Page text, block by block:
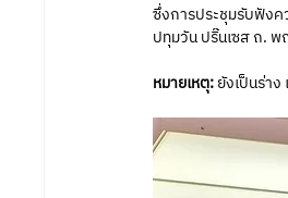
ซึ่งการประชุมรับฟังค
ปทุมวัน ปริ๊นเซส ถ. พ
หมายเหตุ: ยังเป็นร่า